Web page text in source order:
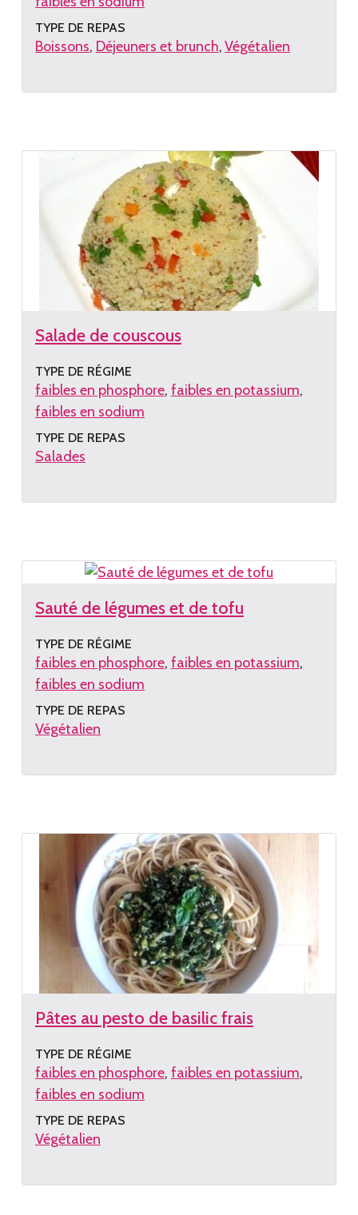
TYPE DE REPAS
Boissons Déjeuners et brunch Végétalien
Lire
Salade de couscous
TYPE DE RÉGIME
faibles en phosphore faibles en potassium
faibles en sodium
TYPE DE REPAS
Salades
Lire
Sauté de légumes et de tofu
TYPE DE RÉGIME
faibles en phosphore faibles en potassium
faibles en sodium
TYPE DE REPAS
Végétalien
Lire
Pâtes au pesto de basilic frais
TYPE DE RÉGIME
faibles en phosphore faibles en potassium
faibles en sodium
TYPE DE REPAS
Végétalien
Lire